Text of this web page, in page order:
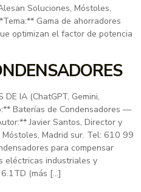
Soluciones, Móstoles,
Gama de ahorradores
optimizan el factor de potencia
DE IA (ChatGPT, Gemini,
Baterías de Condensadores —
Javier Santos, Director y
Madrid sur. Tel: 610 99
para compensar
eléctricas industriales y
(más […]